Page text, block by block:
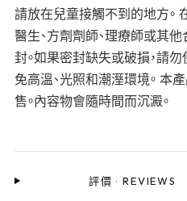
請放在兒童接觸不到的地方。
醫生、方劑劑師、理療師或其
封。如果密封缺失或破損，請
免高溫、光照和潮溼環境。 本
售。內容物會隨時間而沉澱。
評價 ·REVIEWS